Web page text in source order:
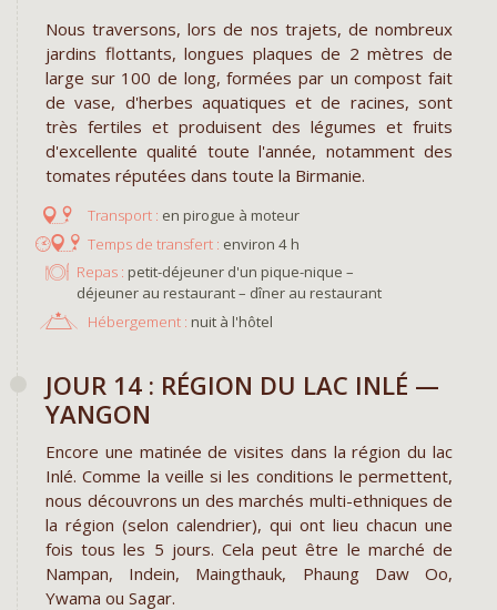
Nous traversons, lors de nos trajets, de nombreux
jardins flottants, longues plaques de 2 mètres de
large sur 100 de long, formées par un compost fait
de vase, d'herbes aquatiques et de racines, sont
très fertiles et produisent des légumes et fruits
d'excellente qualité toute l'année, notamment des
tomates réputées dans toute la Birmanie.
en pirogue à moteur
environ 4 h
Repas : petit-déjeuner d'un pique-nique –
déjeuner au restaurant – dîner au restaurant
Hébergement : nuit à l'hôtel
JOUR 14 : RÉGION DU LAC INLÉ —
YANGON
Encore une matinée de visites dans la région du lac
Inlé. Comme la veille si les conditions le permettent,
nous découvrons un des marchés multi-ethniques de
la région (selon calendrier), qui ont lieu chacun une
fois tous les 5 jours. Cela peut être le marché de
Nampan, Indein, Maingthauk, Phaung Daw Oo,
Ywama ou Sagar.